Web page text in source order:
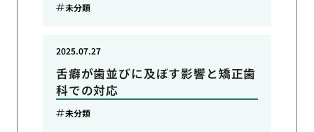
未分類
舌癖が歯並びに及ぼす影響と矯正歯
科での対応
2025.07.27
未分類